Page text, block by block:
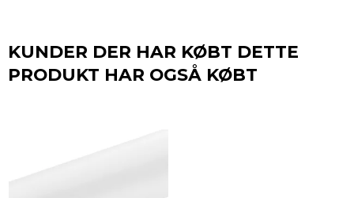
KUNDER DER HAR KØBT DETTE
PRODUKT HAR OGSÅ KØBT